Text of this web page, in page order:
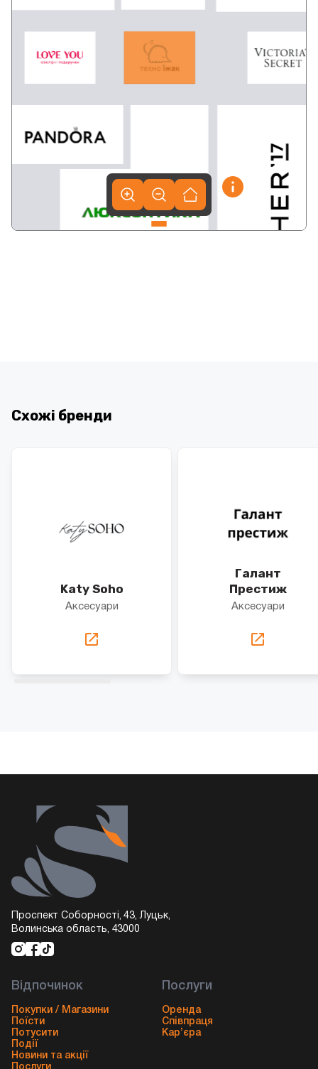
Схожі бренди
Katy Soho
Аксесуари
Галант
Престиж
Аксесуари
Проспект Соборності, 43, Луцьк,
Волинська область, 43000
Відпочинок
Покупки / Магазини
Поїсти
Потусити
Події
Новини та акції
Послуги
Оренда
Співпраця
Кар’єра